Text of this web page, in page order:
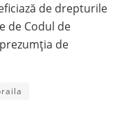
de drepturile
de Codul de
de